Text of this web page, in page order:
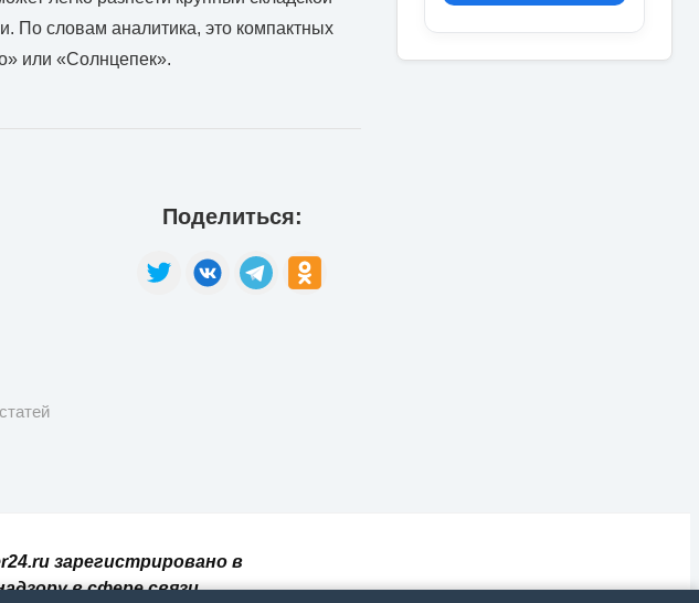
По словам аналитика, это компактных
или «Солнцепек».
Поделиться:
зарегистрировано в
в сфере связи,